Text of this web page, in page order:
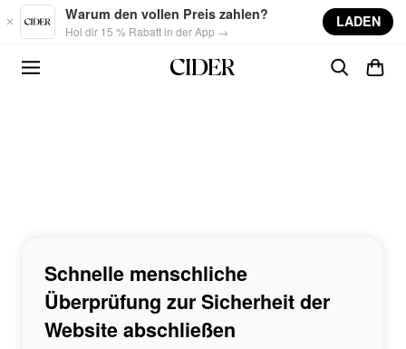
Skip to main content
Warum den vollen Preis zahlen?
Hol dir 15 % Rabatt in der App →
LADEN
Schnelle menschliche
Überprüfung zur Sicherheit der
Website abschließen